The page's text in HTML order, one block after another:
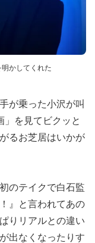
かしてくれた
が乗った小沢が叫
」を見てビクッと
るお芝居はいかが
のテイクで白石監
』と言われてあの
りリアルとの違い
出なくなったりす